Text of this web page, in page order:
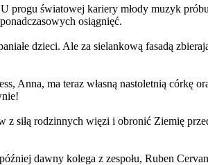
progu światowej kariery młody muzyk
osiągnięć.
dzieci. Ale za sielankową fasadą
ma teraz własną nastoletnią córkę
siłą rodzinnych więzi i obronić Ziemię
dawny kolega z zespołu, Ruben